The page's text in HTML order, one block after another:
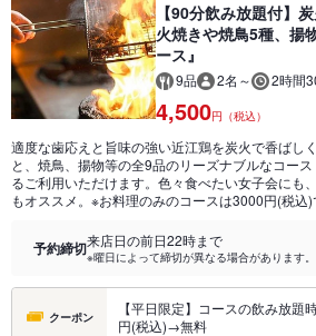
【90分飲み放題付】
火焼きや焼鳥5種、揚
ース』
9品 2名～ 2時間
4,500円（税込）
適度な歯応えと旨味の強い近江鶏を炭火で香ばし
と、焼鳥、揚物等の全9品のリーズナブルなコー
るご利用いただけます。色々食べたい女子会にも
もオススメ。※お料理のみのコースは3000円(税込)
予約締切来店日の前日22時まで
※曜日によって締切が異なる場合があります。
クーポン
【平日限定】コースの飲み放題
円(税込)→無料